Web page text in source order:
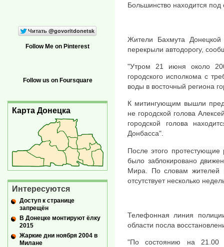
Большинство находится под
Жители Бахмута Донецкой
перекрыли автодорогу,
"Утром 21 июня около
городского исполкома с
воды в восточный региона
К митингующим вышли
не городской голова
городской голова
Донбасса".
После этого
было заблокировано
Мира. По словам жителей
отсутствует несколько
Телефонная линия
области посла
"По состоянию на 21.00
Follow Me on Pinterest
Follow us on Foursquare
Карта Донецка
Интересуются
Доступ к странице
запрещён
В Донецке монтируют ёлку
2015
Жаркие дни ноября 2004 в
Милане